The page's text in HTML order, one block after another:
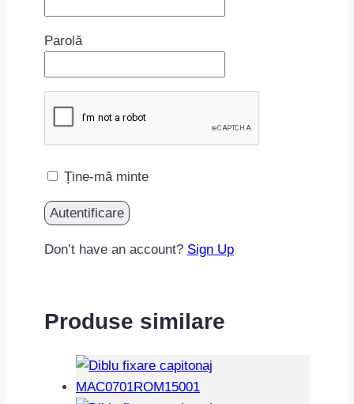
Parolă
Ține-mă minte
Don’t have an account? Sign Up
Produse similare